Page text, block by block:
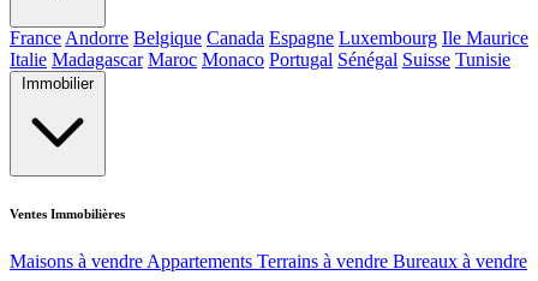
France Andorre Belgique Canada Espagne Luxembourg Ile Maurice
Italie Madagascar Maroc Monaco Portugal Sénégal Suisse Tunisie
Immobilier
Ventes Immobilières
Maisons à vendre Appartements Terrains à vendre Bureaux à vendre